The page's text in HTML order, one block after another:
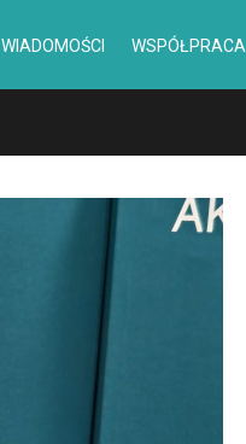
WIADOMOŚCI WSPÓŁPRACA